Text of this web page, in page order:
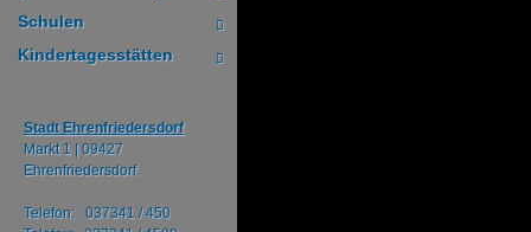
Schulen
Kindertagesstätten
Stadt Ehrenfriedersdorf
Markt 1 | 09427
Ehrenfriedersdorf
Telefon: 037341 / 450